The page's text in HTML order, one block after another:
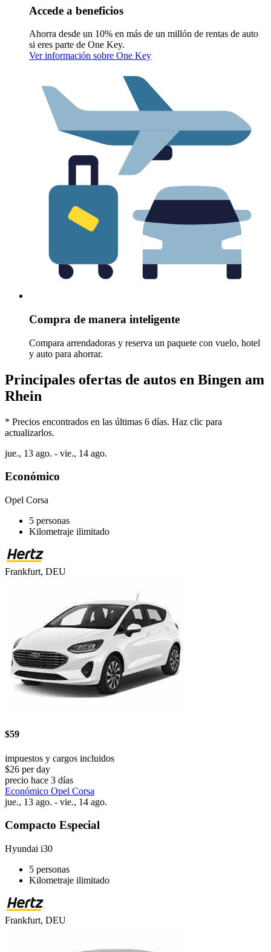
Accede a beneficios
Ahorra desde un 10% en más de un millón de rentas de auto
si eres parte de One Key.
Ver información sobre One Key
Compra de manera inteligente
Compara arrendadoras y reserva un paquete con vuelo, hotel
y auto para ahorrar.
Principales ofertas de autos en Bingen am
Rhein
* Precios encontrados en las últimas 6 días. Haz clic para
actualizarlos.
jue., 13 ago. - vie., 14 ago.
Económico
Opel Corsa
5 personas
Kilometraje ilimitado
Frankfurt, DEU
$59
impuestos y cargos incluidos
$26 per day
precio hace 3 días
Económico Opel Corsa
jue., 13 ago. - vie., 14 ago.
Compacto Especial
Hyundai i30
5 personas
Kilometraje ilimitado
Frankfurt, DEU